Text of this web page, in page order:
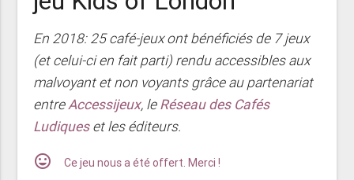
En 2018: 25 café-jeux ont bénéficiés de 7 jeux
(et celui-ci en fait parti) rendu accessibles aux
malvoyant et non voyants grâce au partenariat
entreAccessijeux, leRéseau des Cafés
Ludiqueset les éditeurs.
mood Ce jeu nous a été offert. Merci !